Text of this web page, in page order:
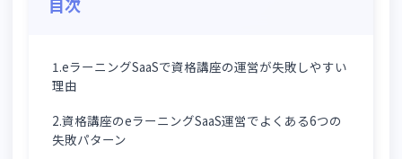
独自ドメインやノーコードのサイトアレンジを活用し
目次